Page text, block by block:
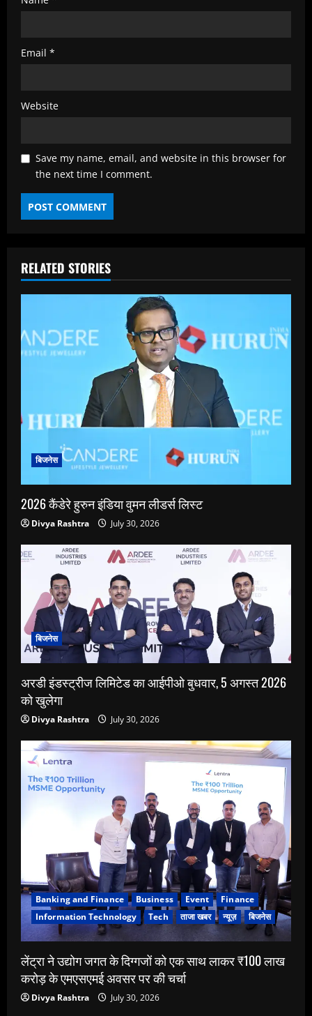
Email *
Website
Save my name, email, and website in this browser for
the next time I comment.
RELATED STORIES
बिजनेस
2026 कैंडेरे हुरुन इंडिया वुमन लीडर्स लिस्ट
Divya Rashtra July 30, 2026
बिजनेस
अरडी इंडस्ट्रीज लिमिटेड का आईपीओ बुधवार, 5 अगस्त 2026
को खुलेगा
Divya Rashtra July 30, 2026
Banking and Finance Business Event
Finance
Information Technology
Tech ताजा खबर न्यूज़ बिजनेस
लेंट्रा ने उद्योग जगत के दिग्गजों को एक साथ लाकर ₹100 लाख
करोड़ के एमएसएमई अवसर पर की चर्चा
Divya Rashtra July 30, 2026